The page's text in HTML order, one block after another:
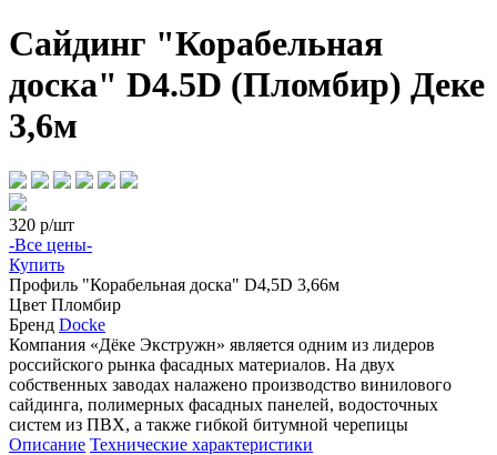
Сайдинг "Корабельная
доска" D4.5D (Пломбир) Деке
3,6м
320 р/шт
-Все цены-
Купить
Профиль "Корабельная доска" D4,5D 3,66м
Цвет Пломбир
Бренд Docke
Компания «Дёке Экстружн» является одним из лидеров
российского рынка фасадных материалов. На двух
собственных заводах налажено производство винилового
сайдинга, полимерных фасадных панелей, водосточных
систем из ПВХ, а также гибкой битумной черепицы
Описание Технические характеристики